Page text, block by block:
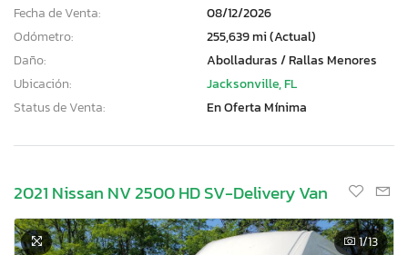
Fecha de Venta:
08/12/2026
Odómetro:
255,639 mi (Actual)
Daño:
Abolladuras / Rallas Menores
Ubicación:
Jacksonville, FL
Status de Venta:
En Oferta Mínima
2021 Nissan NV 2500 HD SV-Delivery Van
1/13